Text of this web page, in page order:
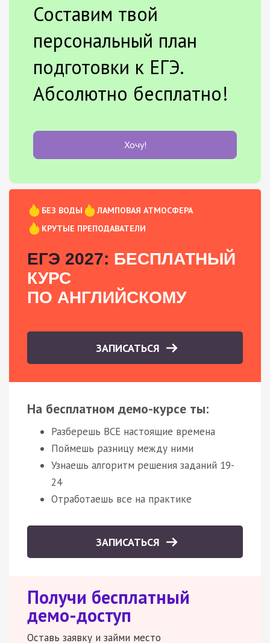
Составим твой
персональный план
подготовки к ЕГЭ.
Абсолютно бесплатно!
Хочу!
БЕЗ ВОДЫ
ЛАМПОВАЯ АТМОСФЕРА
КРУТЫЕ ПРЕПОДАВАТЕЛИ
ЕГЭ 2027: БЕСПЛАТНЫЙ
КУРС
ПО АНГЛИЙСКОМУ
ЗАПИСАТЬСЯ
На бесплатном демо-курсе ты:
Разберешь ВСЕ настоящие времена
Поймешь разницу между ними
Узнаешь алгоритм решения заданий 19-
24
Отработаешь все на практике
ЗАПИСАТЬСЯ
Получи бесплатный
демо-доступ
Оставь заявку и займи место